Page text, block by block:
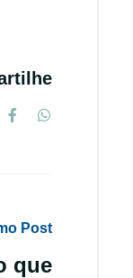
Post
que